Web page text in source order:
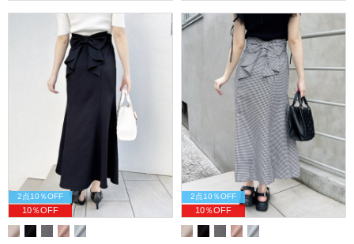
2点10％OFF
10％OFF
2点10％OFF
10％OFF